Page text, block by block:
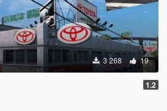
3 268 19
1.2